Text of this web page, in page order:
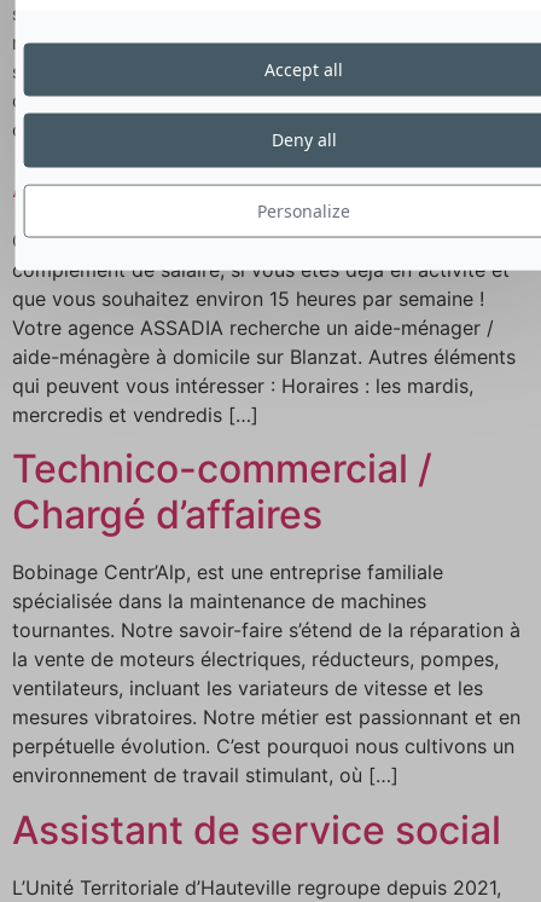
spécialiste de la garde d’enfants intelligente à domicile,
recherche un(e) garde d’enfants / babysitter pour
s’occuper de trois enfants de 2,3 et 4 ans! Votre mission
consistera à garder les sympathiques enfants de nos
clients : […]
Aide Ménager
Ce poste de 60 heures par mois est idéal pour un
complément de salaire, si vous êtes déjà en activité et
que vous souhaitez environ 15 heures par semaine !
Votre agence ASSADIA recherche un aide-ménager /
aide-ménagère à domicile sur Blanzat. Autres éléments
qui peuvent vous intéresser : Horaires : les mardis,
mercredis et vendredis […]
Technico-commercial /
Chargé d’affaires
Bobinage Centr’Alp, est une entreprise familiale
spécialisée dans la maintenance de machines
tournantes. Notre savoir-faire s’étend de la réparation à
la vente de moteurs électriques, réducteurs, pompes,
ventilateurs, incluant les variateurs de vitesse et les
mesures vibratoires. Notre métier est passionnant et en
perpétuelle évolution. C’est pourquoi nous cultivons un
environnement de travail stimulant, où […]
Assistant de service social
L’Unité Territoriale d’Hauteville regroupe depuis 2021,
Personalize
Deny all
Accept all